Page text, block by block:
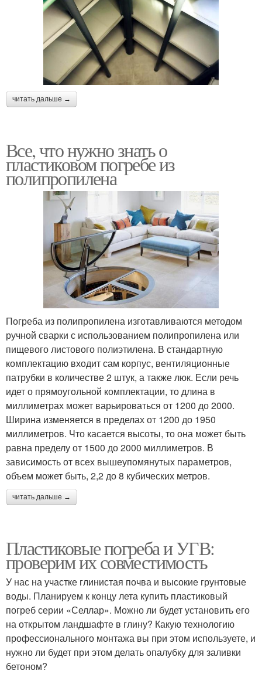
читать дальше →
Все, что нужно знать о
пластиковом погребе из
полипропилена
Погреба из полипропилена изготавливаются методом
ручной сварки с использованием полипропилена или
пищевого листового полиэтилена. В стандартную
комплектацию входит сам корпус, вентиляционные
патрубки в количестве 2 штук, а также люк. Если речь
идет о прямоугольной комплектации, то длина в
миллиметрах может варьироваться от 1200 до 2000.
Ширина изменяется в пределах от 1200 до 1950
миллиметров. Что касается высоты, то она может быть
равна пределу от 1500 до 2000 миллиметров. В
зависимость от всех вышеупомянутых параметров,
объем может быть, 2,2 до 8 кубических метров.
читать дальше →
Пластиковые погреба и УГВ:
проверим их совместимость
У нас на участке глинистая почва и высокие грунтовые
воды. Планируем к концу лета купить пластиковый
погреб серии «Селлар». Можно ли будет установить его
на открытом ландшафте в глину? Какую технологию
профессионального монтажа вы при этом используете, и
нужно ли будет при этом делать опалубку для заливки
бетоном?